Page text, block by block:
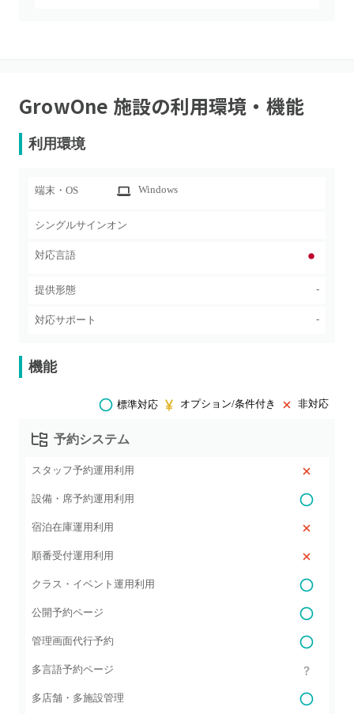
GrowOne 施設の利用環境・機能
利用環境
端末・OS Windows
シングルサインオン
対応言語
提供形態 -
対応サポート -
機能
標準対応 オプション/条件付き 非対応
予約システム
スタッフ予約運用利用
設備・席予約運用利用
宿泊在庫運用利用
順番受付運用利用
クラス・イベント運用利用
公開予約ページ
管理画面代行予約
多言語予約ページ
多店舗・多施設管理